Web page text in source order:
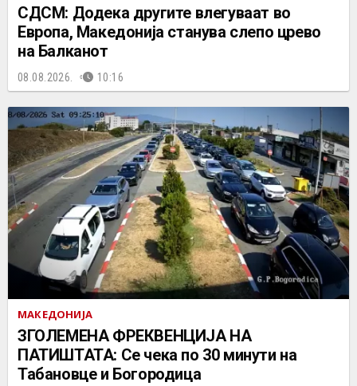
СДСМ: Додека другите влегуваат во
Европа, Македонија станува слепо црево
на Балканот
08.08.2026. 10:16
МАКЕДОНИЈА
ЗГОЛЕМЕНА ФРЕКВЕНЦИЈА НА
ПАТИШТАТА: Се чека по 30 минути на
Табановце и Богородица